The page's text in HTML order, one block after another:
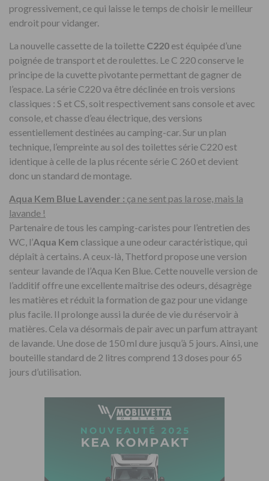
progressivement, ce qui laisse le temps de choisir le meilleur
endroit pour vidanger.
La nouvelle cassette de la toilette C220 est équipée d’une
poignée de transport et de roulettes. Le C 220 conserve le
principe de la cuvette pivotante permettant de gagner de
l’espace. La série C220 va être déclinée en trois versions
classiques : S et CS, soit respectivement sans console et avec
console, et chasse d’eau électrique, des versions
essentiellement destinées au camping-car. Sur un plan
technique, l’empreinte au sol des toilettes série C220 est
identique à celle de la plus récente série C 260 et devient
donc un standard de montage.
Aqua Kem Blue Lavender : ça ne sent pas la rose, mais la
lavande !
Partenaire de tous les camping-caristes pour l’entretien des
WC, l’Aqua Kem classique a une odeur caractéristique, qui
déplaît à certains. A ceux-là, Thetford propose une version
senteur lavande de l’Aqua Ken Blue. Cette nouvelle version de
l’additif offre une excellente maîtrise des odeurs, désagrège
les matières et réduit la formation de gaz pour une vidange
plus facile. Il prolonge aussi la durée de vie du réservoir à
matières. Cela va désormais de pair avec un parfum attrayant
de lavande. Une dose de 150 ml dure jusqu’à 5 jours. Ainsi, une
bouteille standard de 2 litres comprend 13 doses pour 65
jours d’utilisation.